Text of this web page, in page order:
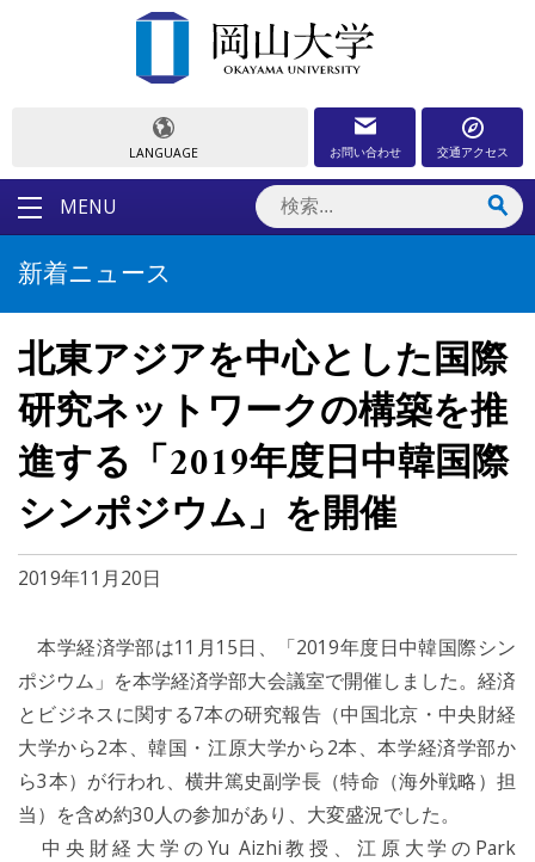
LANGUAGE お問い合わせ 交通アクセス
MENU
新着ニュース
北東アジアを中心とした国際
研究ネットワークの構築を推
進する「2019年度日中韓国際
シンポジウム」を開催
2019年11月20日
本学経済学部は11月15日、「2019年度日中韓国際シン
ポジウム」を本学経済学部大会議室で開催しました。経済
とビジネスに関する7本の研究報告（中国北京・中央財経
大学から2本、韓国・江原大学から2本、本学経済学部か
ら3本）が行われ、横井篤史副学長（特命（海外戦略）担
当）を含め約30人の参加があり、大変盛況でした。
中央財経大学のYu Aizhi教授、江原大学のPark